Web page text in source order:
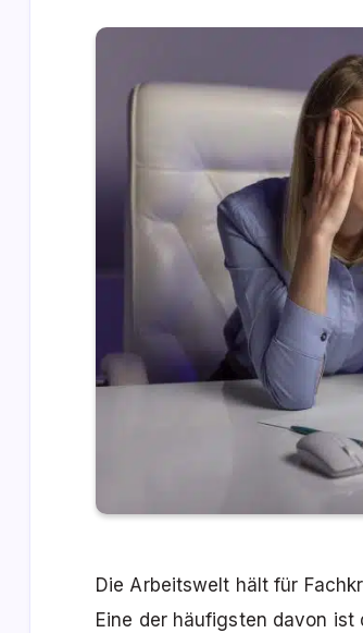
Die Arbeitswelt hält für
Eine der häufigsten davon